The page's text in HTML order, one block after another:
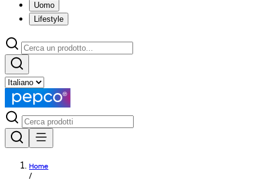
Uomo
Lifestyle
Home
/